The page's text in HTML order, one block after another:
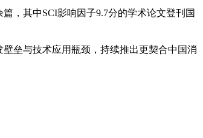
篇，其中SCI影响因子9.7分的学术论文登刊国
垒与技术应用瓶颈，持续推出更契合中国消